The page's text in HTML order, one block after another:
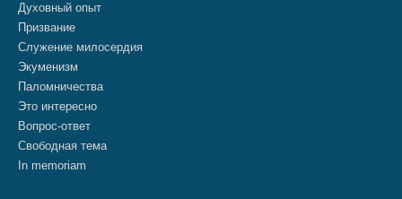
Духовный опыт
Призвание
Служение милосердия
Экуменизм
Паломничества
Это интересно
Вопрос-ответ
Свободная тема
In memoriam